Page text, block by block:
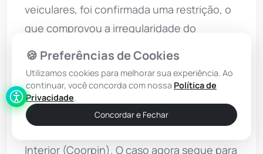
veiculares, foi confirmada uma restrição, o
que comprovou a irregularidade do
transporte.
Diante do flagrante, o indivíduo e a
motocicleta foram encaminhados à
Delegacia Territorial, na sede da 24ª
Interior (Coorpin). O caso agora segue para
🍪 Preferências de Cookies
Utilizamos cookies para melhorar sua experiência. Ao
continuar, você concorda com nossa Política de
Privacidade.
Concordar e Fechar